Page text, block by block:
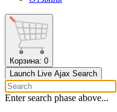
Корзина: 0
Launch Live Ajax Search
Enter search phase above...